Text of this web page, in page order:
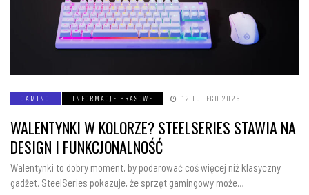
GAMING INFORMACJE PRASOWE 12 LUTEGO 2026
WALENTYNKI W KOLORZE? STEELSERIES STAWIA NA
DESIGN I FUNKCJONALNOŚĆ
Walentynki to dobry moment, by podarować coś więcej niż klasyczny
gadżet. SteelSeries pokazuje, że sprzęt gamingowy może…